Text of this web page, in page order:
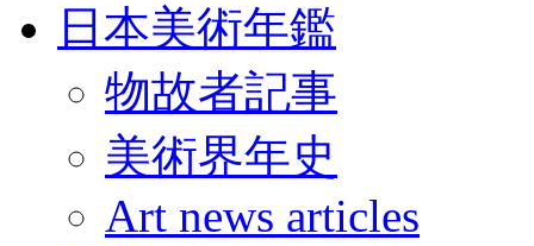
日本美術年鑑
物故者記事
美術界年史
Art news articles